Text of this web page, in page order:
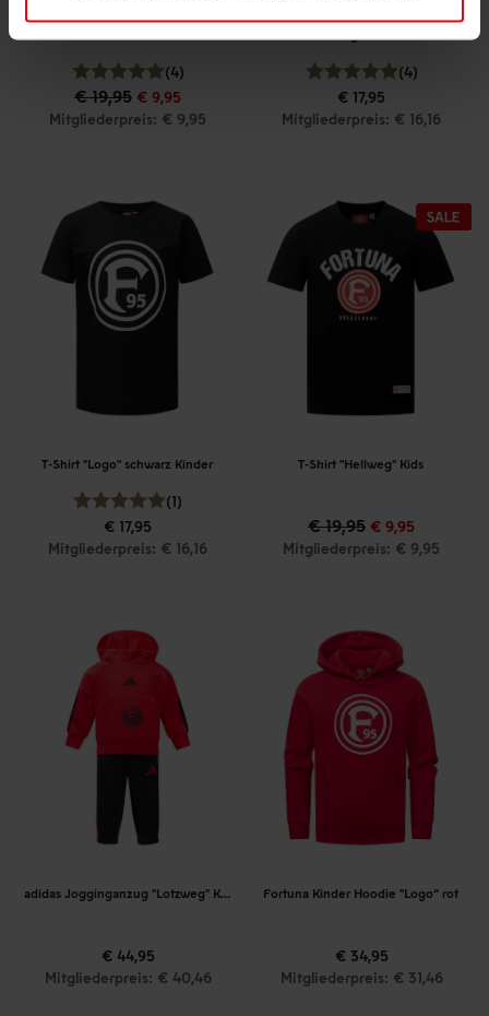
(4)
€ 19,95 € 9,95
Mitgliederpreis: € 9,95
(4)
€ 17,95
Mitgliederpreis: € 16,16
T-Shirt "Logo" schwarz Kinder
(1)
€ 17,95
Mitgliederpreis: € 16,16
T-Shirt "Hellweg" Kids
€ 19,95 € 9,95
Mitgliederpreis: € 9,95
adidas Jogginganzug "Lotzweg" Kids
€ 44,95
Mitgliederpreis: € 40,46
Fortuna Kinder Hoodie "Logo“ rot
€ 34,95
Mitgliederpreis: € 31,46